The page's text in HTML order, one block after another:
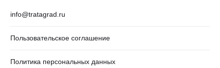
info@tratagrad.ru
Пользовательское соглашение
Политика персональных данных